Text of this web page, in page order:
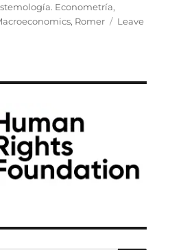
Econometría,
, Romer
Leave